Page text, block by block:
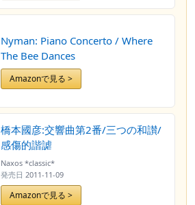
Nyman: Piano Concerto / Where
The Bee Dances
Amazonで見る >
橋本國彦:交響曲第2番/三つの和讃/
感傷的諧謔
Naxos *classic*
発売日 2011-11-09
Amazonで見る >